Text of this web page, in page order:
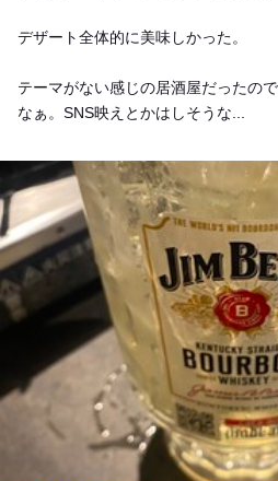
デザート全体的に美味しかった。
テーマがない感じの居酒屋だったの
なぁ。SNS映えとかはしそうな...